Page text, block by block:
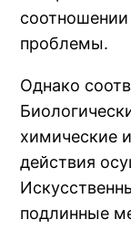
проблемы.
Однако
химические
действия
подлинные